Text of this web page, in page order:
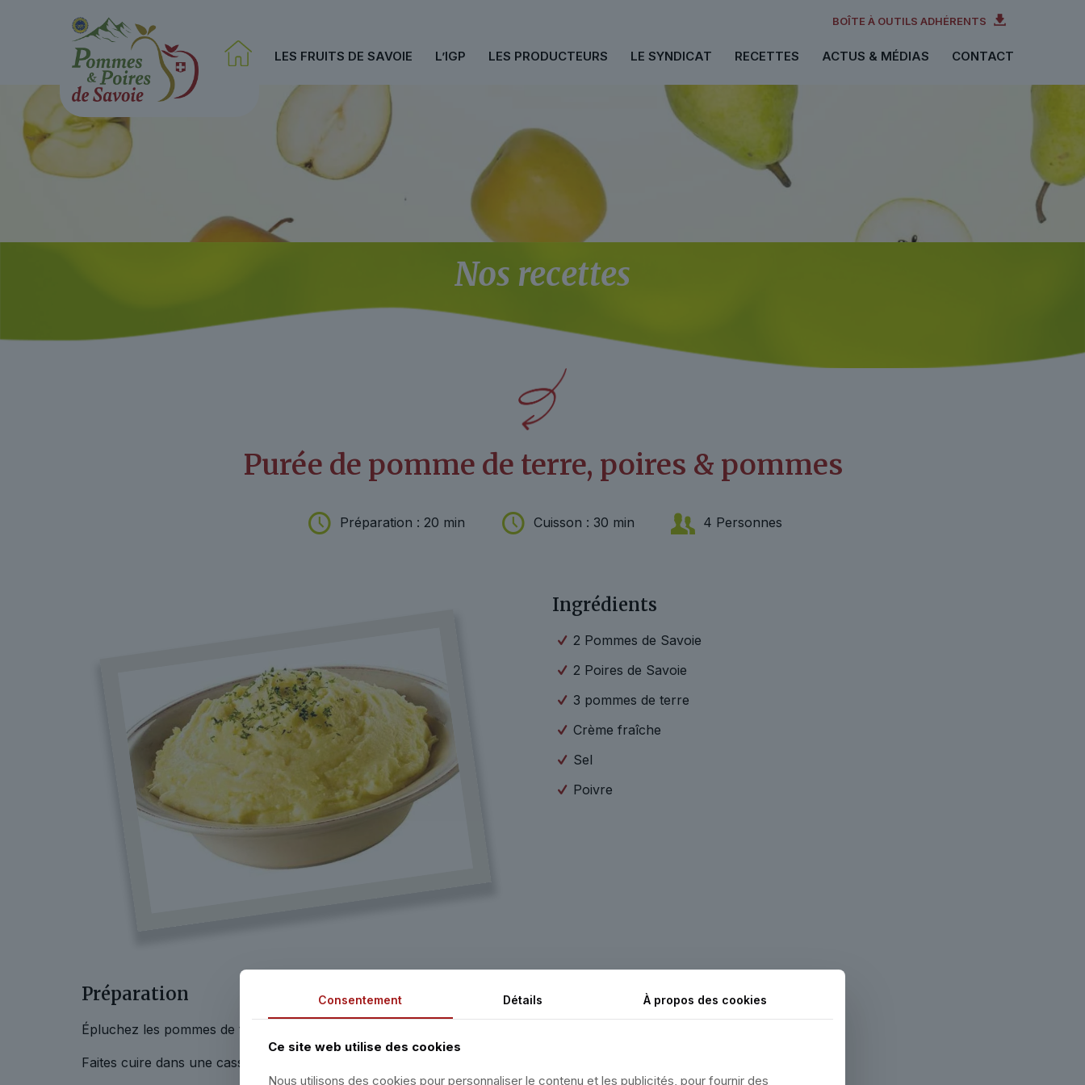
BOÎTE À OUTILS ADHÉRENTS
LES FRUITS DE SAVOIE L’IGP LES PRODUCTEURS LE SYNDICAT RECETTES ACTUS & MÉDIAS CONTACT
Nos recettes
Purée de pomme de terre, poires & pommes
Préparation : 20 min Cuisson : 30 min 4 Personnes
Ingrédients
2 Pommes de Savoie
2 Poires de Savoie
3 pommes de terre
Crème fraîche
Sel
Poivre
Préparation
Épluchez les pommes de terre, les poires et les pommes. Faites cuire ensemble à la vapeur, les pommes et les poires.
Faites cuire dans une casserole à part les pommes de terre. Ensuite mélangez le tout dans une casserole.
Consentement Détails À propos des cookies
Ce site web utilise des cookies
Nous utilisons des cookies pour personnaliser le contenu et les publicités, pour fournir des